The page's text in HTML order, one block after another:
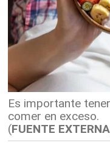
Es importante
comer en exceso.
(FUENTE EXTERNA